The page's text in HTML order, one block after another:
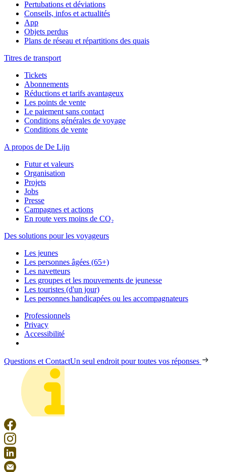
Pertubations et déviations
Conseils, infos et actualités
App
Objets perdus
Plans de réseau et répartitions des quais
Titres de transport
Tickets
Abonnements
Réductions et tarifs avantageux
Les points de vente
Le paiement sans contact
Conditions générales de voyage
Conditions de vente
A propos de De Lijn
Futur et valeurs
Organisation
Projets
Jobs
Presse
Campagnes et actions
En route vers moins de CO₂
Des solutions pour les voyageurs
Les jeunes
Les personnes âgées (65+)
Les navetteurs
Les groupes et les mouvements de jeunesse
Les touristes (d'un jour)
Les personnes handicapées ou les accompagnateurs
Professionnels
Privacy
Accessibilité
Questions et ContactUn seul endroit pour toutes vos réponses